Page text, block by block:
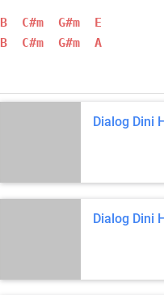
B C#m G#m
E
B
C#m G#m A
Dialog Dini
Dialog Dini